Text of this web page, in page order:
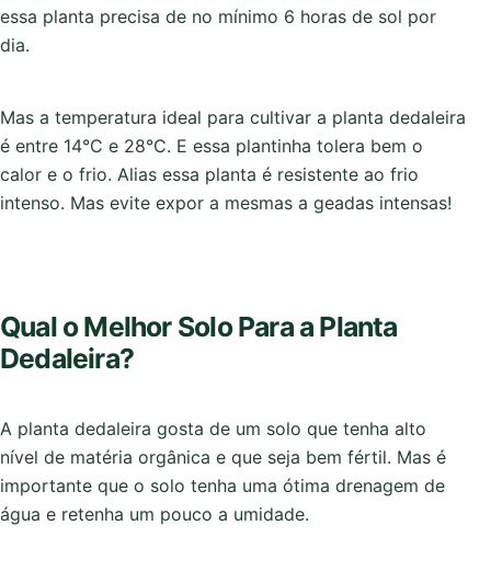
essa planta precisa de no mínimo 6 horas de sol por
dia.
Mas a temperatura ideal para cultivar a planta dedaleira
é entre 14°C e 28°C. E essa plantinha tolera bem o
calor e o frio. Alias essa planta é resistente ao frio
intenso. Mas evite expor a mesmas a geadas intensas!
Qual o Melhor Solo Para a Planta
Dedaleira?
A planta dedaleira gosta de um solo que tenha alto
nível de matéria orgânica e que seja bem fértil. Mas é
importante que o solo tenha uma ótima drenagem de
água e retenha um pouco a umidade.